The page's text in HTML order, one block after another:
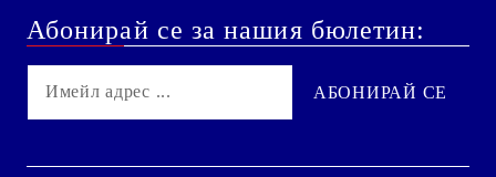
Абонирай се за нашия бюлетин: